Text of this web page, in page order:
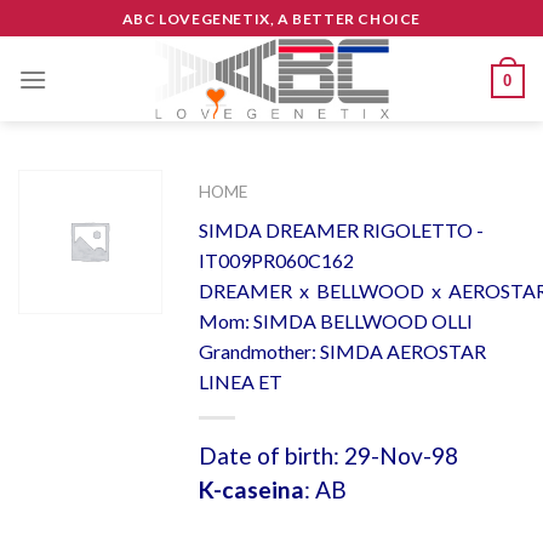
to
content
ABC LOVEGENETIX, A BETTER CHOICE
0
HOME
SIMDA DREAMER RIGOLETTO -
IT009PR060C162
DREAMER x BELLWOOD x
Mom: SIMDA BELLWOOD OLLI
Grandmother: SIMDA AEROSTAR
LINEA ET
Date of birth: 29-Nov-98
K-caseina: AB